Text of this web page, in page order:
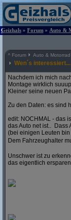
Geizhals » Forum » Auto &
^ Forum Auto & Motorrad
Wen´s
Nachdem ich mich
Montage wirklich
Kleiner seine neuen
Zu den Daten: es sind
edit: NOCHMAL - das
das Auto net ist.. Dass
(bei einigen Leuten
Dem Fahrzeughalter
Unschwer ist zu
das eigentlich